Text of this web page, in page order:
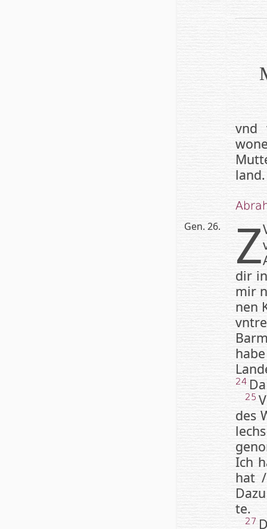
vnd
land.
Gen. 26. Z
dir
mir
nen
24
25
des
Ich
hat
te.
27